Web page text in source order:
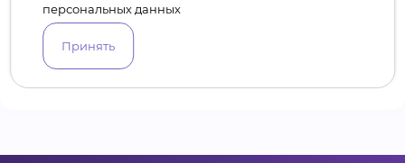
· На риски можно реагировать
с помощью одной из четырёх стратегий:
избегать, принять, контролировать.
персональных данных
Принять